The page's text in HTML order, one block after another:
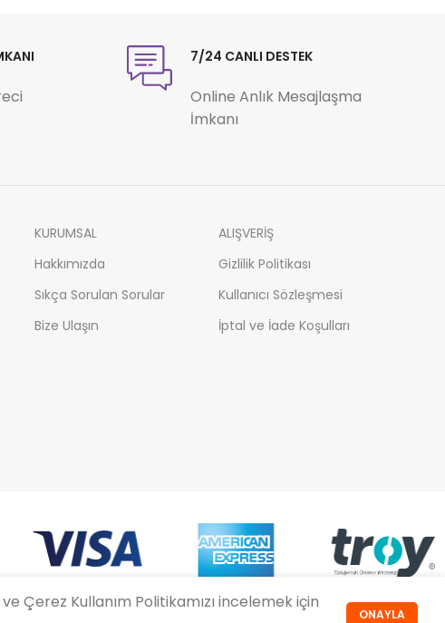
7/24 CANLI DESTEK
Online Anlık Mesajlaşma
İmkanı
KURUMSAL
Hakkımızda
Sıkça Sorulan Sorular
Bize Ulaşın
ALIŞVERİŞ
Gizlilik Politikası
Kullanıcı Sözleşmesi
İptal ve İade Koşulları
Çerez Kullanım Politikamızı incelemek için
ONAYLA